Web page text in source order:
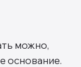
можно,
основание.